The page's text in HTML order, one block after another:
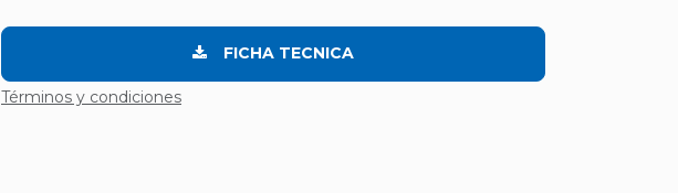
FICHA TECNICA
Términos y condiciones